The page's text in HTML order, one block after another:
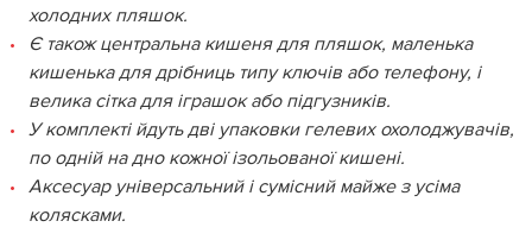
холодних пляшок.
Є також центральна кишеня для пляшок, маленька
кишенька для дрібниць типу ключів або телефону, і
велика сітка для іграшок або підгузників.
У комплекті йдуть дві упаковки гелевих охолоджувачів,
по одній на дно кожної ізольованої кишені.
Аксесуар універсальний і сумісний майже з усіма
колясками.